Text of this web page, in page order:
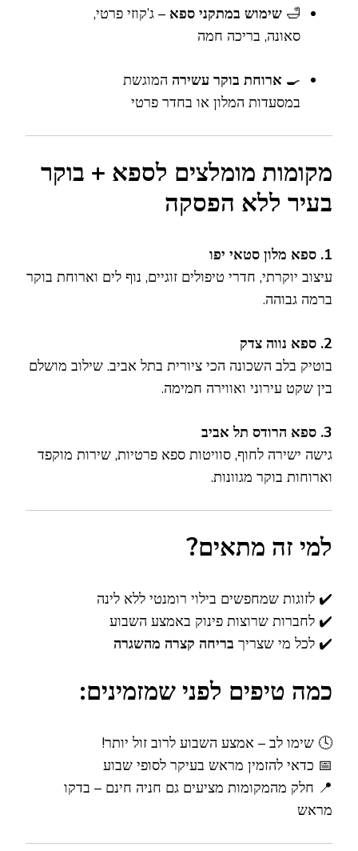
🛁 שימוש במתקני ספא – ג’קוזי פרטי,
סאונה, בריכה חמה
🍳 ארוחת בוקר עשירה המוגשת
במסעדות המלון או בחדר פרטי
מקומות מומלצים לספא + בוקר
בעיר ללא הפסקה
1. ספא מלון סטאי יפו
עיצוב יוקרתי, חדרי טיפולים זוגיים, נוף לים וארוחת בוקר
ברמה גבוהה.
2. ספא נווה צדק
בוטיק בלב השכונה הכי ציורית בתל אביב. שילוב מושלם
בין שקט עירוני ואווירה חמימה.
3. ספא הרודס תל אביב
גישה ישירה לחוף, סוויטות ספא פרטיות, שירות מוקפד
וארוחות בוקר מגוונות.
למי זה מתאים?
✔️ לזוגות שמחפשים בילוי רומנטי ללא לינה
✔️ לחברות שרוצות פינוק באמצע השבוע
✔️ לכל מי שצריך בריחה קצרה מהשגרה
כמה טיפים לפני שמזמינים:
🕓 שימו לב – אמצע השבוע לרוב זול יותר!
📅 כדאי להזמין מראש בעיקר לסופי שבוע
📍 חלק מהמקומות מציעים גם חניה חינם – בדקו
מראש